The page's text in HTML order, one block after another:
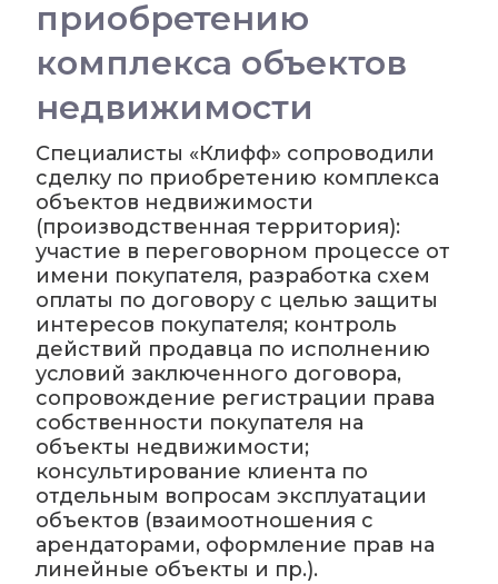
приобретению
комплекса объектов
недвижимости
Специалисты «Клифф» сопроводили
сделку по приобретению комплекса
объектов недвижимости
(производственная территория):
участие в переговорном процессе от
имени покупателя, разработка схем
оплаты по договору с целью защиты
интересов покупателя; контроль
действий продавца по исполнению
условий заключенного договора,
сопровождение регистрации права
собственности покупателя на
объекты недвижимости;
консультирование клиента по
отдельным вопросам эксплуатации
объектов (взаимоотношения с
арендаторами, оформление прав на
линейные объекты и пр.).